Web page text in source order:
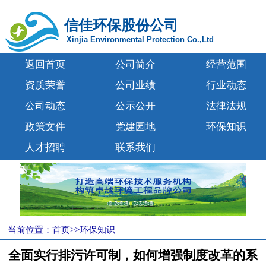
信佳环保股份公司
Xinjia Environmental Protection Co.,Ltd
返回首页 公司简介
经营范围
资质荣誉
公司业绩
行业动态
公司动态
公示公开
法律法规
政策文件
党建园地
环保知识
人才招聘
联系我们
当前位置：首页>>环保知识
全面实行排污许可制，如何增强制度改革的系